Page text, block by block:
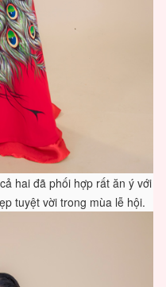
hai đã phối hợp rất ăn ý với
tuyệt vời trong mùa lễ hội.